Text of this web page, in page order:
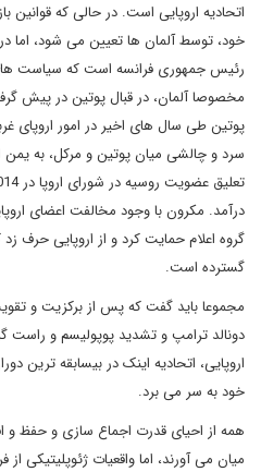
اتحادیه اروپایی است. در حالی که قوانین
خود، توسط آلمان ها تعیین می شود، اما
رئیس جمهوری فرانسه است که سیاست
مخصوصا آلمان، در قبال پوتین در پیش
پوتین طی سال های اخیر در امور اروپای
سرد و چالشی میان پوتین و مرکل، به یمن
گروه اعلام حمایت کرد و از اروپایی حرف
گسترده است.
مجموعا باید گفت که پس از برکزیت و
دونالد ترامپ و تشدید پوپولیسم و راست
اروپایی، اتحادیه اینک در بیسابقه ترین
خود به سر می برد.
همه از احیای قدرت اجماع سازی و حفظ و
میان می آورند، اما واقعیات ژئوپلیتیکی